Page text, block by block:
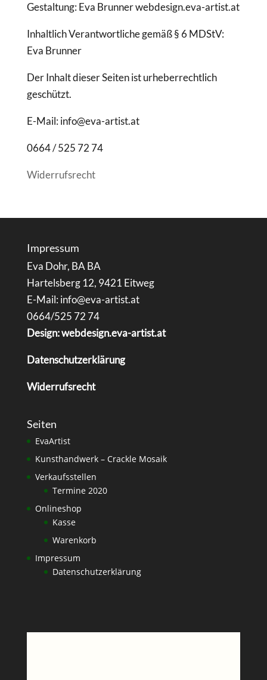
Gestaltung: Eva Brunner webdesign.eva-artist.at
Inhaltlich Verantwortliche gemäß § 6 MDStV:
Eva Brunner
Der Inhalt dieser Seiten ist urheberrechtlich
geschützt.
E-Mail: info@eva-artist.at
0664 / 525 72 74
Widerrufsrecht
Impressum
Eva Dohr, BA BA
Hartelsberg 12, 9421 Eitweg
E-Mail: info@eva-artist.at
0664/525 72 74
Design: webdesign.eva-artist.at
Datenschutzerklärung
Widerrufsrecht
Seiten
EvaArtist
Kunsthandwerk – Crackle Mosaik
Verkaufsstellen
Termine 2020
Onlineshop
Kasse
Warenkorb
Impressum
Datenschutzerklärung